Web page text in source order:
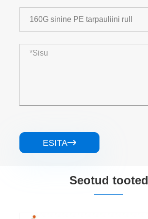
ESITA
Seotud tooted